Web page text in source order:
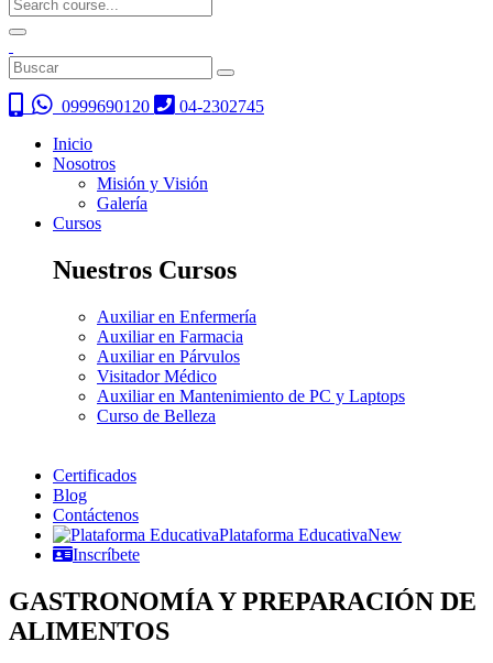
0999690120
04-2302745
Inicio
Nosotros
Misión y Visión
Galería
Cursos
Nuestros Cursos
Auxiliar en Enfermería
Auxiliar en Farmacia
Auxiliar en Párvulos
Visitador Médico
Auxiliar en Mantenimiento de PC y Laptops
Curso de Belleza
Certificados
Blog
Contáctenos
Plataforma EducativaNew
Inscríbete
GASTRONOMÍA Y PREPARACIÓN DE
ALIMENTOS